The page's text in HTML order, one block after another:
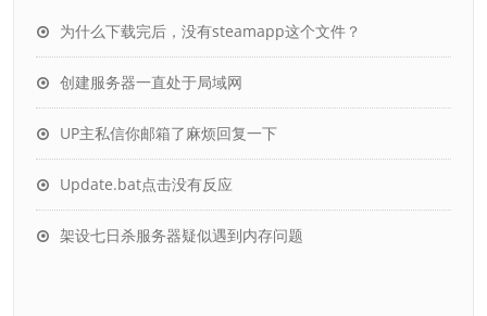
为什么下载完后，没有steamapp这个文件？
创建服务器一直处于局域网
UP主私信你邮箱了麻烦回复一下
Update.bat点击没有反应
架设七日杀服务器疑似遇到内存问题